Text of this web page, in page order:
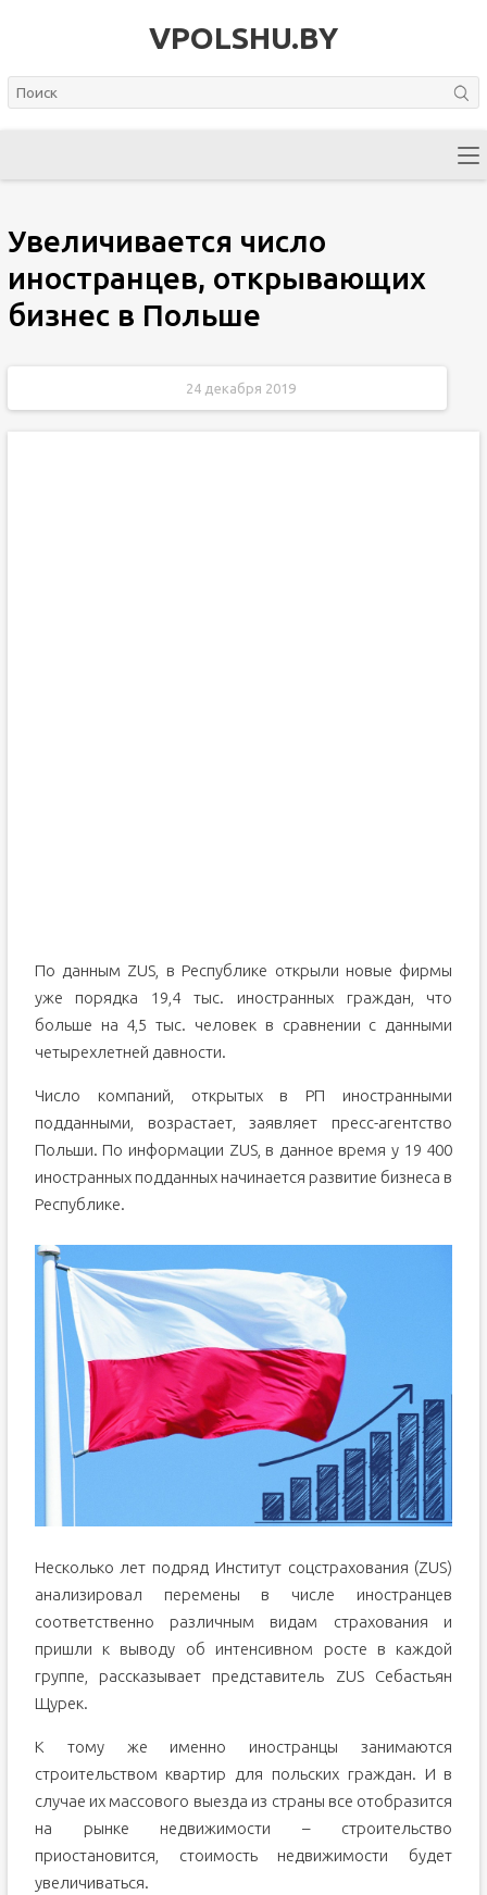
VPOLSHU.BY
Увеличивается число
иностранцев, открывающих
бизнес в Польше
24 декабря 2019
По данным ZUS, в Республике открыли новые фирмы
уже порядка 19,4 тыс. иностранных граждан, что
больше на 4,5 тыс. человек в сравнении с данными
четырехлетней давности.
Число компаний, открытых в РП иностранными
подданными, возрастает, заявляет пресс-агентство
Польши. По информации ZUS, в данное время у 19 400
иностранных подданных начинается развитие бизнеса в
Республике.
Несколько лет подряд Институт соцстрахования (ZUS)
анализировал перемены в числе иностранцев
соответственно различным видам страхования и
пришли к выводу об интенсивном росте в каждой
группе, рассказывает представитель ZUS Себастьян
Щурек.
К тому же именно иностранцы занимаются
строительством квартир для польских граждан. И в
случае их массового выезда из страны все отобразится
на рынке недвижимости – строительство
приостановится, стоимость недвижимости будет
увеличиваться.